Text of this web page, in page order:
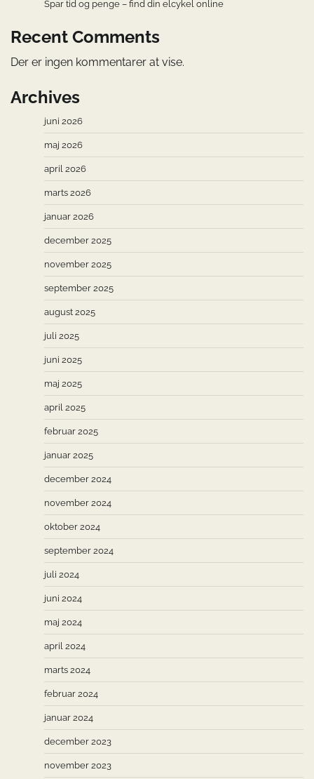
Spar tid og penge – find din elcykel online
Recent Comments
Der er ingen kommentarer at vise.
Archives
juni 2026
maj 2026
april 2026
marts 2026
januar 2026
december 2025
november 2025
september 2025
august 2025
juli 2025
juni 2025
maj 2025
april 2025
februar 2025
januar 2025
december 2024
november 2024
oktober 2024
september 2024
juli 2024
juni 2024
maj 2024
april 2024
marts 2024
februar 2024
januar 2024
december 2023
november 2023